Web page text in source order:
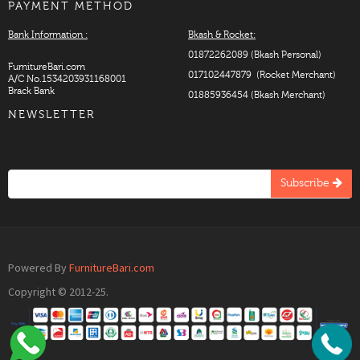
PAYMENT METHOD
Bank Information :
FurnitureBari.com
A/C No.1534203931168001
Brack Bank
Bkash & Rocket:
01872262089 (Bkash Personal)
017102447879 (Rocket Merchant)
01885936454 (Bkash Merchant)
NEWSLETTER
Subscribe
Powered By FurnitureBari.com
Copyright © 2012-25.